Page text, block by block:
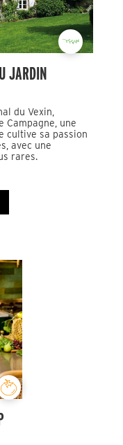
JARDIN
du Vexin,
Campagne, une
cultive sa passion
avec une
rares.